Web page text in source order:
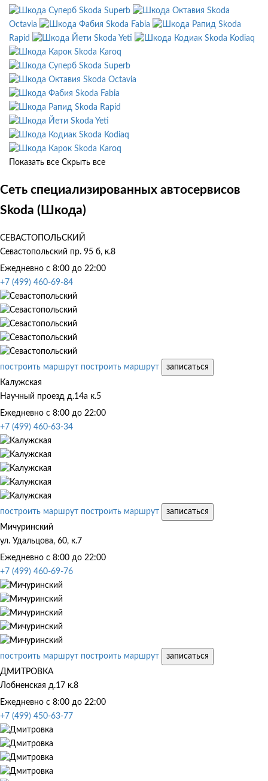
Skoda Superb
Skoda
Octavia
Skoda Fabia
Skoda
Rapid
Skoda Yeti
Skoda Kodiaq
Skoda Karoq
Skoda Superb
Skoda Octavia
Skoda Fabia
Skoda Rapid
Skoda Yeti
Skoda Kodiaq
Skoda Karoq
Показать все Скрыть все
Сеть специализированных автосервисов
Skoda (Шкода)
СЕВАСТОПОЛЬСКИЙ
Севастопольский пр. 95 б, к.8
Ежедневно с 8:00 до 22:00
+7 (499) 460-69-84
построить маршрут построить маршрут
записаться
Калужская
Научный проезд д.14а к.5
Ежедневно с 8:00 до 22:00
+7 (499) 460-63-34
построить маршрут построить маршрут
записаться
Мичуринский
ул. Удальцова, 60, к.7
Ежедневно с 8:00 до 22:00
+7 (499) 460-69-76
построить маршрут построить маршрут
записаться
ДМИТРОВКА
Лобненская д.17 к.8
Ежедневно с 8:00 до 22:00
+7 (499) 450-63-77